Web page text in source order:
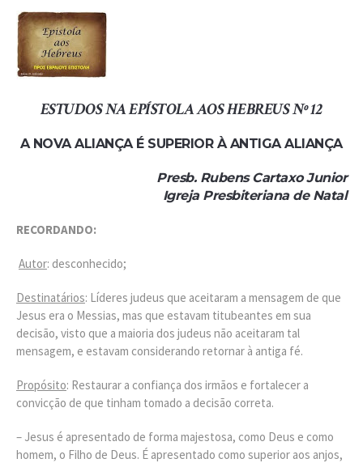
ESTUDOS NA EPÍSTOLA AOS HEBREUS Nº 12
A NOVA ALIANÇA É SUPERIOR À ANTIGA ALIANÇA
Presb. Rubens Cartaxo Junior
Igreja Presbiteriana de Natal
RECORDANDO:
Autor: desconhecido;
Destinatários: Líderes judeus que aceitaram a mensagem de que
Jesus era o Messias, mas que estavam titubeantes em sua
decisão, visto que a maioria dos judeus não aceitaram tal
mensagem, e estavam considerando retornar à antiga fé.
Propósito: Restaurar a confiança dos irmãos e fortalecer a
convicção de que tinham tomado a decisão correta.
– Jesus é apresentado de forma majestosa, como Deus e como
homem, o Filho de Deus. É apresentado como superior aos anjos,